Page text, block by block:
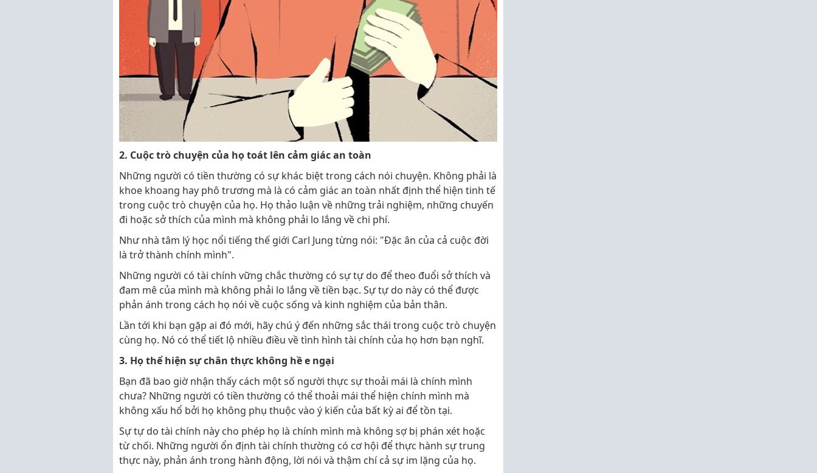
2. Cuộc trò chuyện của họ toát lên cảm giác an toàn
Những người có tiền thường có sự khác biệt trong cách nói chuyện. Không phải là
khoe khoang hay phô trương mà là có cảm giác an toàn nhất định thể hiện tinh tế
trong cuộc trò chuyện của họ. Họ thảo luận về những trải nghiệm, những chuyến
đi hoặc sở thích của mình mà không phải lo lắng về chi phí.
Như nhà tâm lý học nổi tiếng thế giới Carl Jung từng nói: "Đặc ân của cả cuộc đời
là trở thành chính mình".
Những người có tài chính vững chắc thường có sự tự do để theo đuổi sở thích và
đam mê của mình mà không phải lo lắng về tiền bạc. Sự tự do này có thể được
phản ánh trong cách họ nói về cuộc sống và kinh nghiệm của bản thân.
Lần tới khi bạn gặp ai đó mới, hãy chú ý đến những sắc thái trong cuộc trò chuyện
cùng họ. Nó có thể tiết lộ nhiều điều về tình hình tài chính của họ hơn bạn nghĩ.
3. Họ thể hiện sự chân thực không hề e ngại
Bạn đã bao giờ nhận thấy cách một số người thực sự thoải mái là chính mình
chưa? Những người có tiền thường có thể thoải mái thể hiện chính mình mà
không xấu hổ bởi họ không phụ thuộc vào ý kiến của bất kỳ ai để tồn tại.
Sự tự do tài chính này cho phép họ là chính mình mà không sợ bị phán xét hoặc
từ chối. Những người ổn định tài chính thường có cơ hội để thực hành sự trung
thực này, phản ánh trong hành động, lời nói và thậm chí cả sự im lặng của họ.